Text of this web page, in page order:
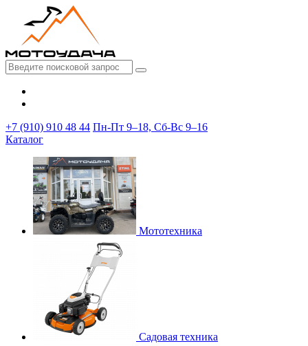
+7 (910) 910 48 44 Пн-Пт 9–18, Сб-Вс 9–16
Каталог
Мототехника
Садовая техника